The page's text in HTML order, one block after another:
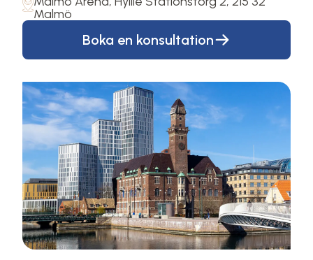
Malmö
Boka en konsultation